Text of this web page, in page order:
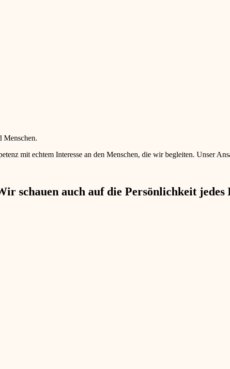
Menschen.
mit echtem Interesse an den Menschen, die wir begleiten. Unser
schauen auch auf die Persönlichkeit jedes